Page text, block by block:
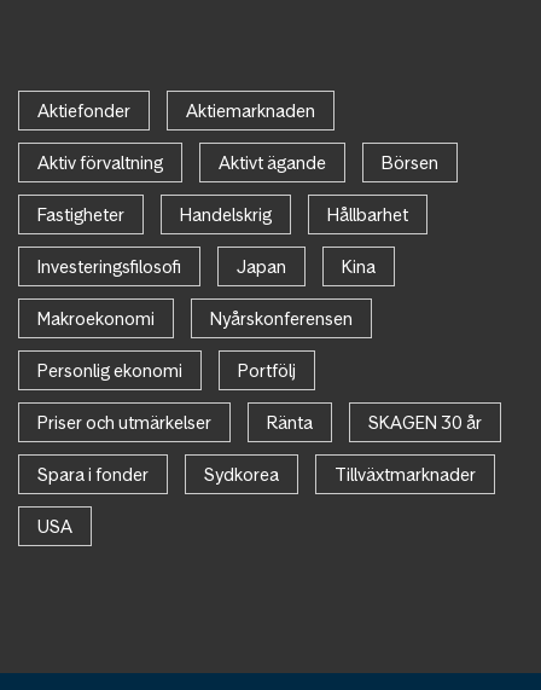
Aktiefonder Aktiemarknaden
Aktiv förvaltning Aktivt ägande Börsen
Fastigheter Handelskrig Hållbarhet
Investeringsfilosofi Japan Kina
Makroekonomi Nyårskonferensen
Personlig ekonomi Portfölj
Priser och utmärkelser Ränta SKAGEN 30 år
Spara i fonder Sydkorea Tillväxtmarknader
USA